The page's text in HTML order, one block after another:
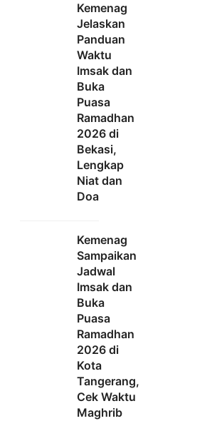
Kemenag
Jelaskan
Panduan
Waktu
Imsak dan
Buka
Puasa
Ramadhan
2026 di
Bekasi,
Lengkap
Niat dan
Doa
Kemenag
Sampaikan
Jadwal
Imsak dan
Buka
Puasa
Ramadhan
2026 di
Kota
Tangerang,
Cek Waktu
Maghrib